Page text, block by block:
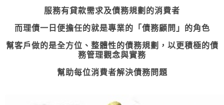
服務有貸款需求及債務規劃的消費者
而理債一日便擔任的就是專業的「債務顧問」的角色
幫客戶做的是全方位、 整體性的債務規劃， 以更積極的債
務管理觀念與實務
幫助每位消費者解決債務問題